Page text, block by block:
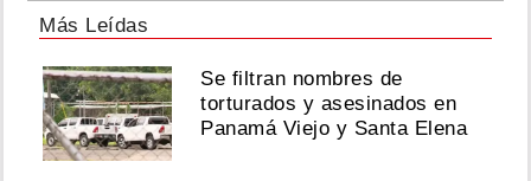
Más Leídas
Se filtran nombres de
torturados y asesinados en
Panamá Viejo y Santa Elena